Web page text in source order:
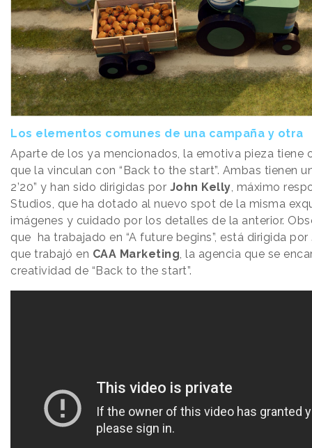
Los elementos comunes de una campaña y otra
Aparte de los ya mencionados, la emotiva pieza tiene
que la vinculan con “Back to the start”. Ambas tienen
2’20” y han sido dirigidas por John Kelly, máximo
Studios, que ha dotado al nuevo spot de la misma
imágenes y cuidado por los detalles de la anterior.
que ha trabajado en “A future begins”, está dirigida por
que trabajó en CAA Marketing, la agencia que se
creatividad de “Back to the start”.